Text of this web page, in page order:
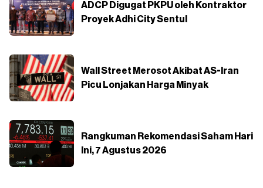
ADCP Digugat PKPU oleh Kontraktor
Proyek Adhi City Sentul
Wall Street Merosot Akibat AS-Iran
Picu Lonjakan Harga Minyak
Rangkuman Rekomendasi Saham Hari
Ini, 7 Agustus 2026